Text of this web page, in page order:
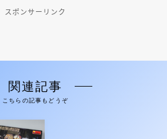
スポンサーリンク
関連記事
こちらの記事もどうぞ